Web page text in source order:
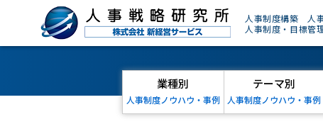
人事制度構築 人
人事制度・目標管
業種別
人事制度ノウハウ・事例
テーマ別
人事制度ノウハウ・事例